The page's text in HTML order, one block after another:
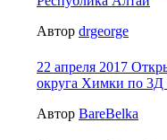
Автор drgeorge
22 апреля 2017
округа Химки по
Автор BareBelka